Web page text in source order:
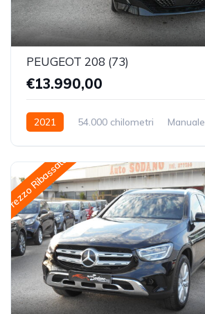
PEUGEOT 208 (73)
€13.990,00
2021 54.000 chilometri Manuale
Prezzo Ribassato